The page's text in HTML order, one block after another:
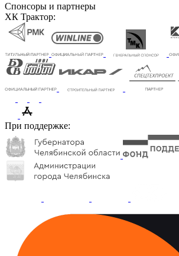
Спонсоры и партнеры
ХК Трактор:
При поддержке: